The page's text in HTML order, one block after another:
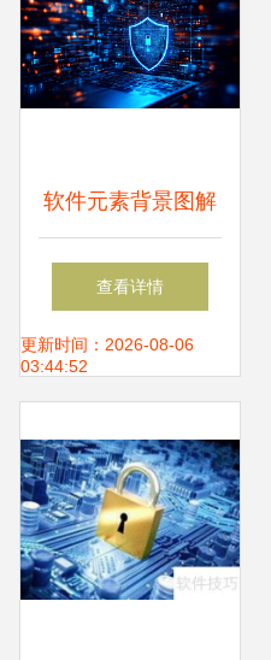
软件元素背景图解
析 从编号
35835269看网络与
查看详情
更新时间：2026-08-06
03:44:52